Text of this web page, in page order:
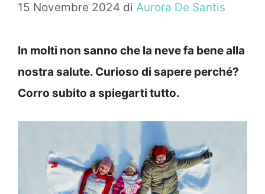
15 Novembre 2024 di Aurora De Santis
In molti non sanno che la neve fa bene alla
nostra salute. Curioso di sapere perché?
Corro subito a spiegarti tutto.